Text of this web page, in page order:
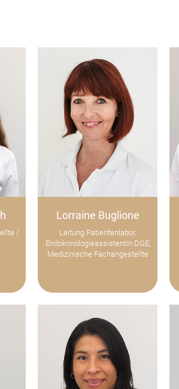
/
Lorraine Buglione
Leitung Patientenlabor,
Endokrinologieassistentin DGE,
Medizinische Fachangestellte